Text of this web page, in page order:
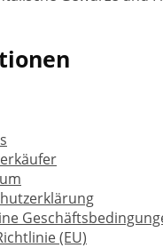
(EU)